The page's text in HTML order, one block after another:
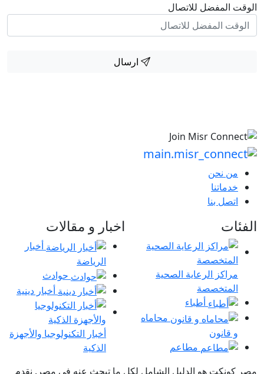
الوقت المفضل للاتصال
ارسال
من نحن
خدماتنا
اتصل بنا
الفئات
مراكز الرعاية الصحية
المتخصصة
أطباء
محاماه
و قانون
مطاعم
اخبار و مقالات
أخبار
الرياضة
حوادث
أخبار دينية
أخبار التكنولوجيا والأجهزة
الذكية
مصر كونكت هو الدليل الشامل لكل ما تبحث عنه في مصر. نقدم